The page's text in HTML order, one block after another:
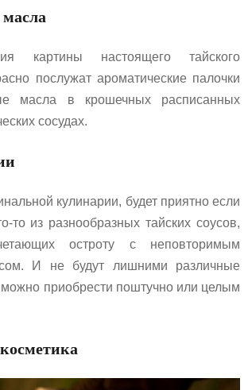
картины настоящего тайского
послужат ароматические палочки
масла в крошечных расписанных
сосудах.
кулинарии, будет приятно если
то из разнообразных тайских соусов,
остроту с неповторимым
И не будут лишними различные
приобрести поштучно или целым